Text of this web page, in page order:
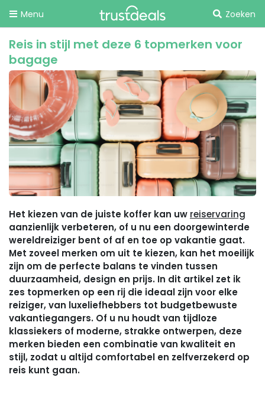
Menu Zoeken
Reis in stijl met deze 6 topmerken voor
bagage
Het kiezen van de juiste koffer kan uw reiservaring
aanzienlijk verbeteren, of u nu een doorgewinterde
wereldreiziger bent of af en toe op vakantie gaat.
Met zoveel merken om uit te kiezen, kan het moeilijk
zijn om de perfecte balans te vinden tussen
duurzaamheid, design en prijs. In dit artikel zet ik
zes topmerken op een rij die ideaal zijn voor elke
reiziger, van luxeliefhebbers tot budgetbewuste
vakantiegangers. Of u nu houdt van tijdloze
klassiekers of moderne, strakke ontwerpen, deze
merken bieden een combinatie van kwaliteit en
stijl, zodat u altijd comfortabel en zelfverzekerd op
reis kunt gaan.